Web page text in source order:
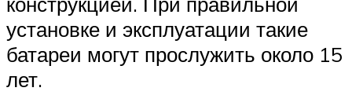
установке и эксплуатации такие
батареи могут прослужить около 15
лет.